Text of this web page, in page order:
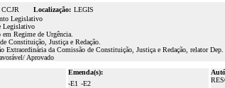
CCJR Localização: LEGIS
Legislativo
Legislativo
Regime de Urgência.
Constituição, Justiça e Redação.
Extraordinária da Comissão de Constituição, Justiça e Redação, relator
Aprovado
Emenda(s):
-E1 -E2